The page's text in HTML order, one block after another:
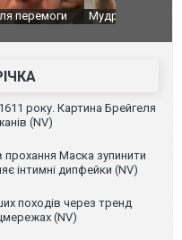
за "Челсі" після
під час
Франції
року. Картина Брейгеля
(NV)
Маска зупинити
інтимні дипфейки (NV)
походів через тренд
(NV)